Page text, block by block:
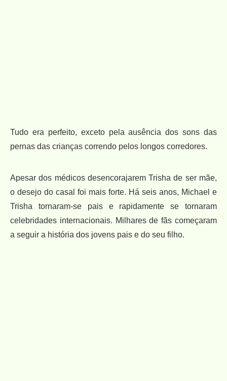
Tudo era perfeito, exceto pela ausência dos sons das
pernas das crianças correndo pelos longos corredores.
Apesar dos médicos desencorajarem Trisha de ser mãe,
o desejo do casal foi mais forte. Há seis anos, Michael e
Trisha tornaram-se pais e rapidamente se tornaram
celebridades internacionais. Milhares de fãs começaram
a seguir a história dos jovens pais e do seu filho.